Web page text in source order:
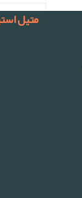
متیل